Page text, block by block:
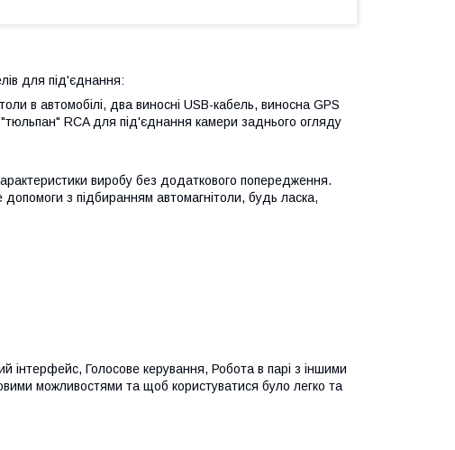
для під'єднання:
в автомобілі, два виносні USB-кабель, виносна GPS
RCA для під'єднання камери заднього огляду
виробу без додаткового попередження.
з підбиранням автомагнітоли, будь ласка,
інтерфейс, Голосове керування, Робота в парі з іншими
можливостями та щоб користуватися було легко та